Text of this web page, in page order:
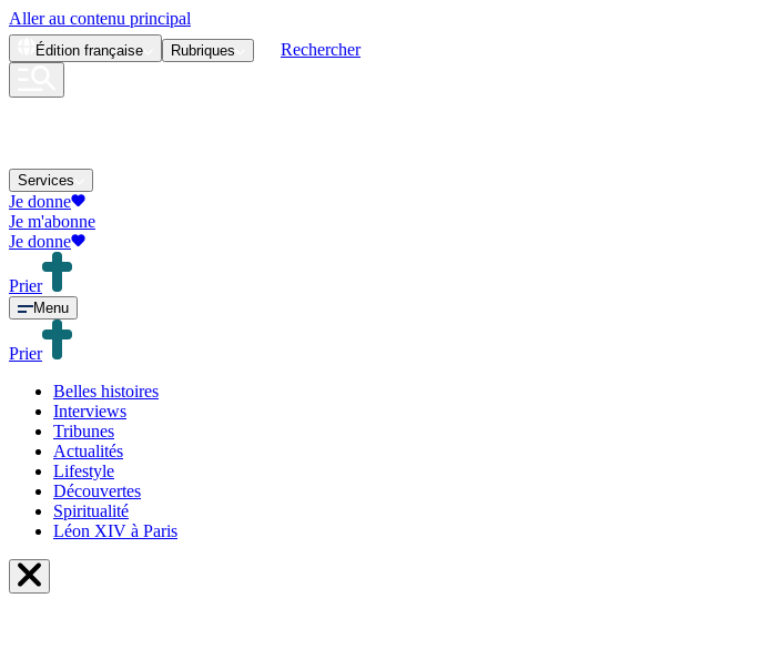
Aller au contenu principal
Édition française Rubriques Rechercher
Services
Je donne
Je m'abonne
Je donne
Prier
Menu
Prier
Belles histoires
Interviews
Tribunes
Actualités
Lifestyle
Découvertes
Spiritualité
Léon XIV à Paris